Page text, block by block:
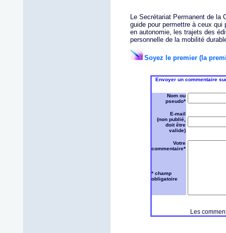
Le Secrétariat Permanent de la
guide pour permettre à ceux
en autonomie, les trajets des
personnelle de la mobilité
Soyez le premier (la
Envoyer un commentaire
Nom ou
pseudo*
E-mail
(non publié,
doit être
valide)
Votre
commentaire*
* champ
obligatoire
Les